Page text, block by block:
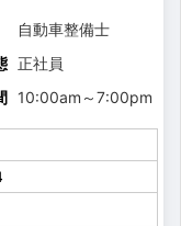
自動車整備士
正社員
10:00am ～7:00pm